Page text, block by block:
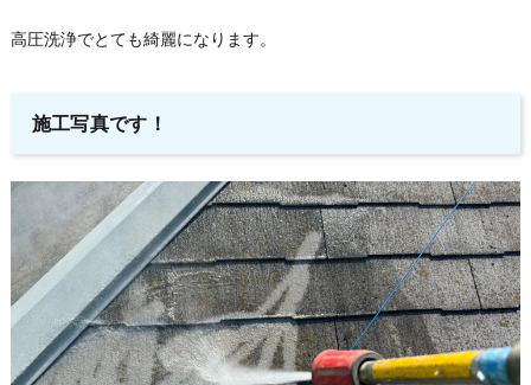
高圧洗浄でとても綺麗になります。
施工写真です！